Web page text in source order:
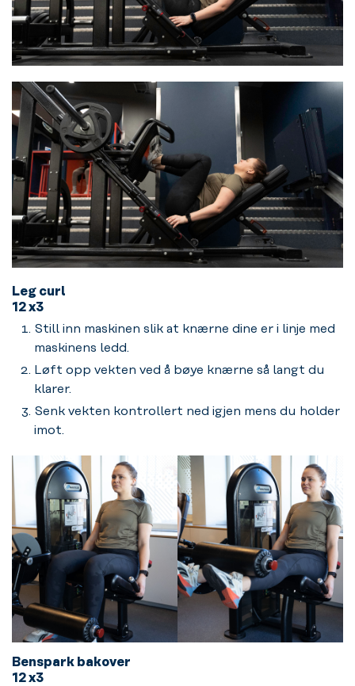
Leg curl
12 x3
Still inn maskinen slik at knærne dine er i linje med
maskinens ledd.
Løft opp vekten ved å bøye knærne så langt du
klarer.
Senk vekten kontrollert ned igjen mens du holder
imot.
Benspark bakover
12 x3